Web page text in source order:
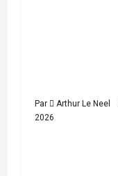
n
Par Arthur Le Neel
2026